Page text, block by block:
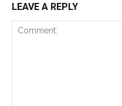
LEAVE A REPLY